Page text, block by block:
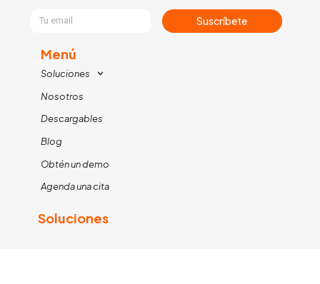
Suscríbete
Menú
Soluciones
Nosotros
Descargables
Blog
Obtén un demo
Agenda una cita
Soluciones